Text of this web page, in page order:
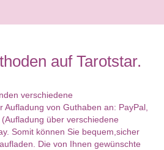
auf Tarotstar.
verschiedene
von Guthaben an: PayPal,
über verschiedene
Somit können Sie bequem,sicher
Die von Ihnen gewünschte